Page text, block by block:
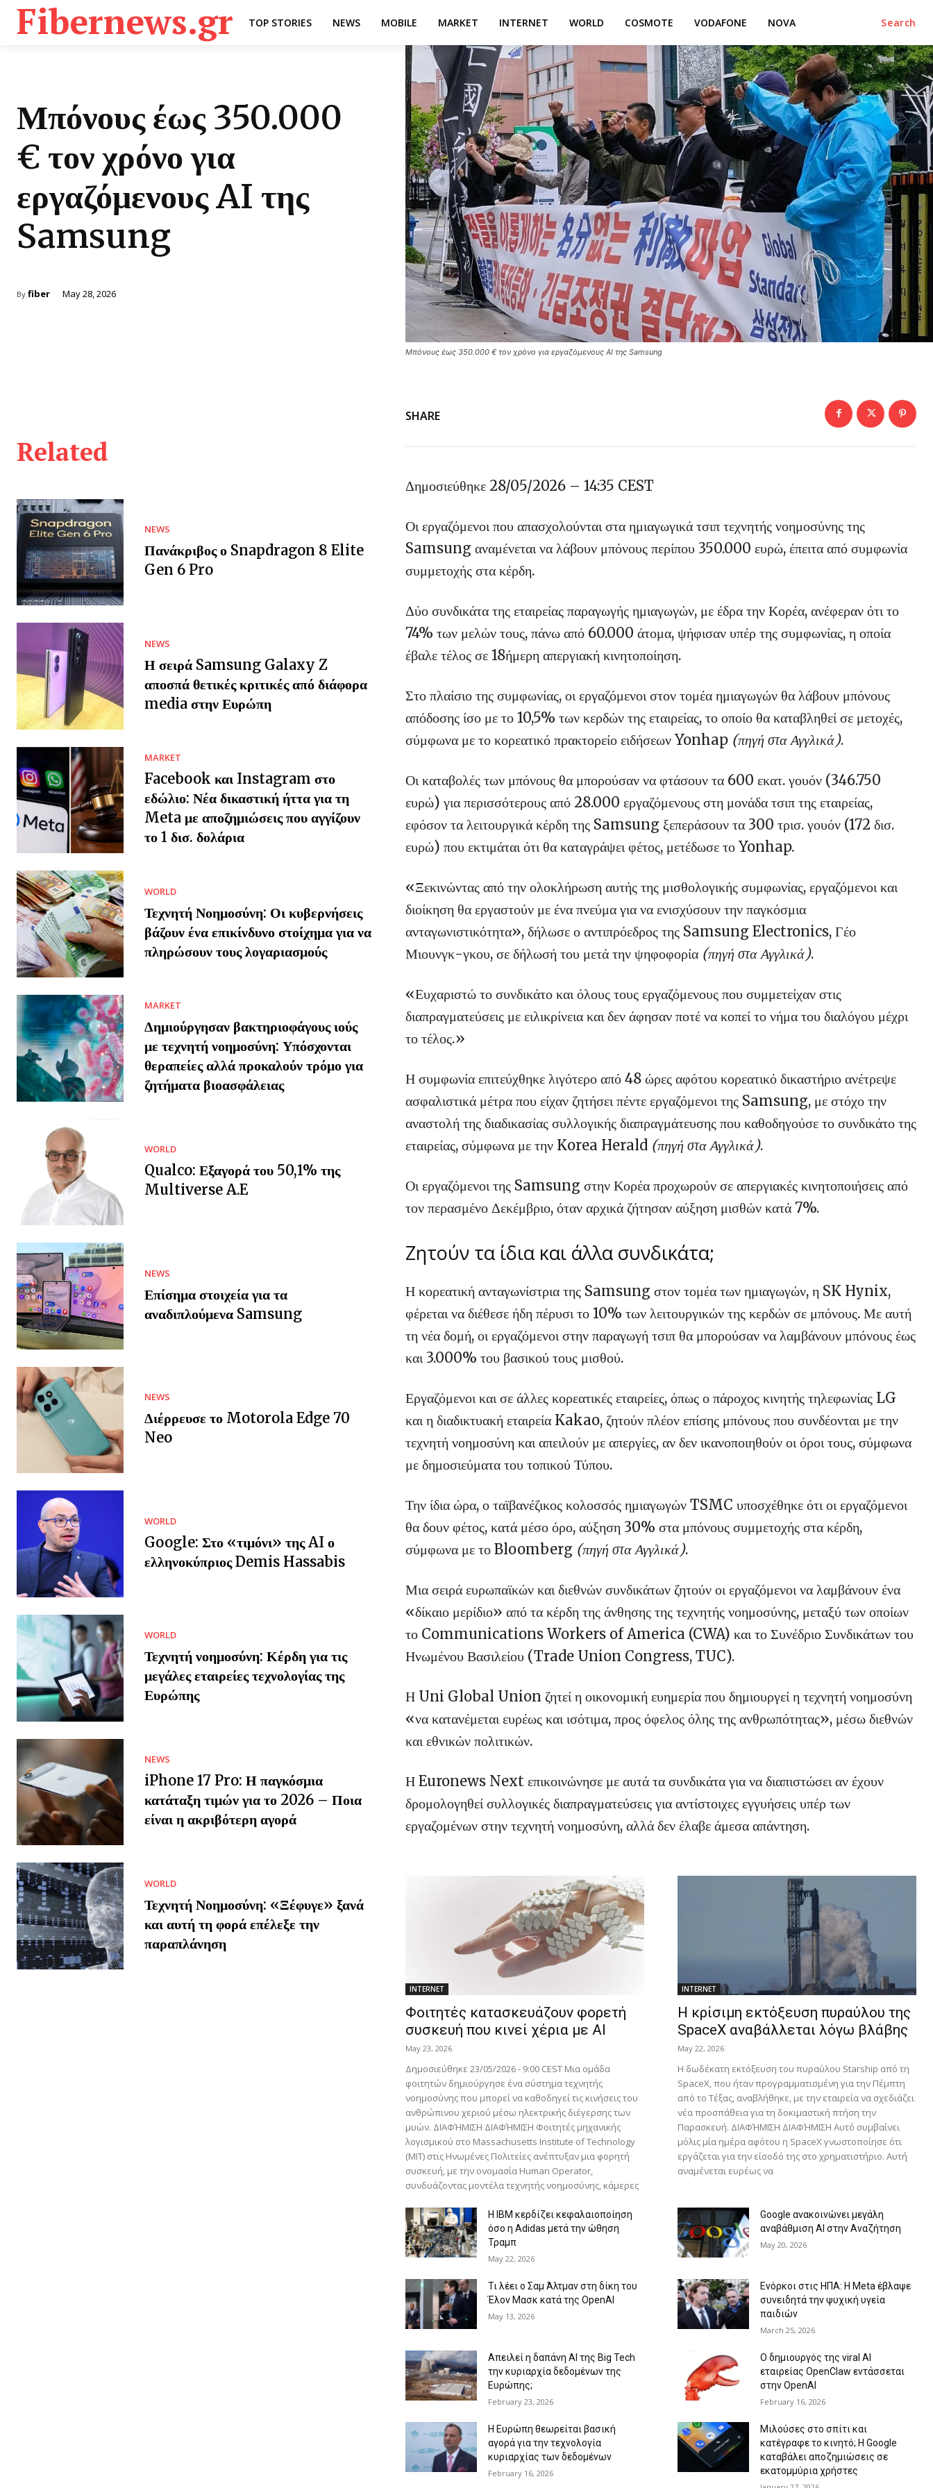
Fibernews.gr TOP STORIES NEWS MOBILE MARKET INTERNET WORLD COSMOTE VODAFONE NOVA Search
Μπόνους έως 350.000
€ τον χρόνο για
εργαζόμενους AI της
Samsung
By fiber May 28, 2026
Μπόνους έως 350.000 € τον χρόνο για εργαζόμενους AI της Samsung
Related
NEWS
Πανάκριβος ο Snapdragon 8 Elite
Gen 6 Pro
NEWS
Η σειρά Samsung Galaxy Z
αποσπά θετικές κριτικές από διάφορα
media στην Ευρώπη
MARKET
Facebook και Instagram στο
εδώλιο: Νέα δικαστική ήττα για τη
Meta με αποζημιώσεις που αγγίζουν
το 1 δισ. δολάρια
WORLD
Τεχνητή Νοημοσύνη: Οι κυβερνήσεις
βάζουν ένα επικίνδυνο στοίχημα για να
πληρώσουν τους λογαριασμούς
MARKET
Δημιούργησαν βακτηριοφάγους ιούς
με τεχνητή νοημοσύνη: Υπόσχονται
θεραπείες αλλά προκαλούν τρόμο για
ζητήματα βιοασφάλειας
WORLD
Qualco: Εξαγορά του 50,1% της
Multiverse A.E
NEWS
Επίσημα στοιχεία για τα
αναδιπλούμενα Samsung
NEWS
Διέρρευσε το Motorola Edge 70
Neo
WORLD
Google: Στο «τιμόνι» της AI ο
ελληνοκύπριος Demis Hassabis
WORLD
Τεχνητή νοημοσύνη: Κέρδη για τις
μεγάλες εταιρείες τεχνολογίας της
Ευρώπης
NEWS
iPhone 17 Pro: Η παγκόσμια
κατάταξη τιμών για το 2026 – Ποια
είναι η ακριβότερη αγορά
WORLD
Τεχνητή Νοημοσύνη: «Ξέφυγε» ξανά
και αυτή τη φορά επέλεξε την
παραπλάνηση
SHARE
Δημοσιεύθηκε 28/05/2026 – 14:35 CEST
Οι εργαζόμενοι που απασχολούνται στα ημιαγωγικά τσιπ τεχνητής νοημοσύνης της
Samsung αναμένεται να λάβουν μπόνους περίπου 350.000 ευρώ, έπειτα από συμφωνία
συμμετοχής στα κέρδη.
Δύο συνδικάτα της εταιρείας παραγωγής ημιαγωγών, με έδρα την Κορέα, ανέφεραν ότι το
74% των μελών τους, πάνω από 60.000 άτομα, ψήφισαν υπέρ της συμφωνίας, η οποία
έβαλε τέλος σε 18ήμερη απεργιακή κινητοποίηση.
Στο πλαίσιο της συμφωνίας, οι εργαζόμενοι στον τομέα ημιαγωγών θα λάβουν μπόνους
απόδοσης ίσο με το 10,5% των κερδών της εταιρείας, το οποίο θα καταβληθεί σε μετοχές,
σύμφωνα με το κορεατικό πρακτορείο ειδήσεων Yonhap (πηγή στα Αγγλικά).
Οι καταβολές των μπόνους θα μπορούσαν να φτάσουν τα 600 εκατ. γουόν (346.750
ευρώ) για περισσότερους από 28.000 εργαζόμενους στη μονάδα τσιπ της εταιρείας,
εφόσον τα λειτουργικά κέρδη της Samsung ξεπεράσουν τα 300 τρισ. γουόν (172 δισ.
ευρώ) που εκτιμάται ότι θα καταγράψει φέτος, μετέδωσε το Yonhap.
«Ξεκινώντας από την ολοκλήρωση αυτής της μισθολογικής συμφωνίας, εργαζόμενοι και
διοίκηση θα εργαστούν με ένα πνεύμα για να ενισχύσουν την παγκόσμια
ανταγωνιστικότητα», δήλωσε ο αντιπρόεδρος της Samsung Electronics, Γέο
Μιουνγκ-γκου, σε δήλωσή του μετά την ψηφοφορία (πηγή στα Αγγλικά).
«Ευχαριστώ το συνδικάτο και όλους τους εργαζόμενους που συμμετείχαν στις
διαπραγματεύσεις με ειλικρίνεια και δεν άφησαν ποτέ να κοπεί το νήμα του διαλόγου μέχρι
το τέλος.»
Η συμφωνία επιτεύχθηκε λιγότερο από 48 ώρες αφότου κορεατικό δικαστήριο ανέτρεψε
ασφαλιστικά μέτρα που είχαν ζητήσει πέντε εργαζόμενοι της Samsung, με στόχο την
αναστολή της διαδικασίας συλλογικής διαπραγμάτευσης που καθοδηγούσε το συνδικάτο της
εταιρείας, σύμφωνα με την Korea Herald (πηγή στα Αγγλικά).
Οι εργαζόμενοι της Samsung στην Κορέα προχωρούν σε απεργιακές κινητοποιήσεις από
τον περασμένο Δεκέμβριο, όταν αρχικά ζήτησαν αύξηση μισθών κατά 7%.
Ζητούν τα ίδια και άλλα συνδικάτα;
Η κορεατική ανταγωνίστρια της Samsung στον τομέα των ημιαγωγών, η SK Hynix,
φέρεται να διέθεσε ήδη πέρυσι το 10% των λειτουργικών της κερδών σε μπόνους. Με αυτή
τη νέα δομή, οι εργαζόμενοι στην παραγωγή τσιπ θα μπορούσαν να λαμβάνουν μπόνους έως
και 3.000% του βασικού τους μισθού.
Εργαζόμενοι και σε άλλες κορεατικές εταιρείες, όπως ο πάροχος κινητής τηλεφωνίας LG
και η διαδικτυακή εταιρεία Kakao, ζητούν πλέον επίσης μπόνους που συνδέονται με την
τεχνητή νοημοσύνη και απειλούν με απεργίες, αν δεν ικανοποιηθούν οι όροι τους, σύμφωνα
με δημοσιεύματα του τοπικού Τύπου.
Την ίδια ώρα, ο ταϊβανέζικος κολοσσός ημιαγωγών TSMC υποσχέθηκε ότι οι εργαζόμενοι
θα δουν φέτος, κατά μέσο όρο, αύξηση 30% στα μπόνους συμμετοχής στα κέρδη,
σύμφωνα με το Bloomberg (πηγή στα Αγγλικά).
Μια σειρά ευρωπαϊκών και διεθνών συνδικάτων ζητούν οι εργαζόμενοι να λαμβάνουν ένα
«δίκαιο μερίδιο» από τα κέρδη της άνθησης της τεχνητής νοημοσύνης, μεταξύ των οποίων
το Communications Workers of America (CWA) και το Συνέδριο Συνδικάτων του
Ηνωμένου Βασιλείου (Trade Union Congress, TUC).
Η Uni Global Union ζητεί η οικονομική ευημερία που δημιουργεί η τεχνητή νοημοσύνη
«να κατανέμεται ευρέως και ισότιμα, προς όφελος όλης της ανθρωπότητας», μέσω διεθνών
και εθνικών πολιτικών.
Η Euronews Next επικοινώνησε με αυτά τα συνδικάτα για να διαπιστώσει αν έχουν
δρομολογηθεί συλλογικές διαπραγματεύσεις για αντίστοιχες εγγυήσεις υπέρ των
εργαζομένων στην τεχνητή νοημοσύνη, αλλά δεν έλαβε άμεσα απάντηση.
INTERNET
Φοιτητές κατασκευάζουν φορετή
συσκευή που κινεί χέρια με AI
May 23, 2026
Δημοσιεύθηκε 23/05/2026 - 9:00 CEST Μια ομάδα
φοιτητών δημιούργησε ένα σύστημα τεχνητής
νοημοσύνης που μπορεί να καθοδηγεί τις κινήσεις του
ανθρώπινου χεριού μέσω ηλεκτρικής διέγερσης των
μυών. ΔΙΑΦΉΜΙΣΗ ΔΙΑΦΉΜΙΣΗ Φοιτητές μηχανικής
λογισμικού στο Massachusetts Institute of Technology
(MIT) στις Ηνωμένες Πολιτείες ανέπτυξαν μια φορητή
συσκευή, με την ονομασία Human Operator,
συνδυάζοντας μοντέλα τεχνητής νοημοσύνης, κάμερες
INTERNET
Η κρίσιμη εκτόξευση πυραύλου της
SpaceX αναβάλλεται λόγω βλάβης
May 22, 2026
Η δωδέκατη εκτόξευση του πυραύλου Starship από τη
SpaceX, που ήταν προγραμματισμένη για την Πέμπτη
από το Τέξας, αναβλήθηκε, με την εταιρεία να σχεδιάζει
νέα προσπάθεια για τη δοκιμαστική πτήση την
Παρασκευή. ΔΙΑΦΉΜΙΣΗ ΔΙΑΦΉΜΙΣΗ Αυτό συμβαίνει
μόλις μία ημέρα αφότου η SpaceX γνωστοποίησε ότι
εργάζεται για την είσοδό της στο χρηματιστήριο. Αυτή
αναμένεται ευρέως να
Η IBM κερδίζει κεφαλαιοποίηση
όσο η Adidas μετά την ώθηση
Τραμπ
May 22, 2026
Google ανακοινώνει μεγάλη
αναβάθμιση AI στην Αναζήτηση
May 20, 2026
Τι λέει ο Σαμ Άλτμαν στη δίκη του
Έλον Μασκ κατά της OpenAI
May 13, 2026
Ενόρκοι στις ΗΠΑ: Η Meta έβλαψε
συνειδητά την ψυχική υγεία
παιδιών
March 25, 2026
Απειλεί η δαπάνη ΑΙ της Big Tech
την κυριαρχία δεδομένων της
Ευρώπης;
February 23, 2026
Ο δημιουργός της viral AI
εταιρείας OpenClaw εντάσσεται
στην OpenAI
February 16, 2026
Η Ευρώπη θεωρείται βασική
αγορά για την τεχνολογία
κυριαρχίας των δεδομένων
February 16, 2026
Μιλούσες στο σπίτι και
κατέγραφε το κινητό; Η Google
καταβάλει αποζημιώσεις σε
εκατομμύρια χρήστες